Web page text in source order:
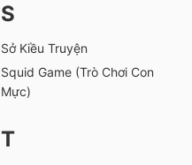
S
Sở Kiều Truyện
Squid Game (Trò Chơi Con
Mực)
T